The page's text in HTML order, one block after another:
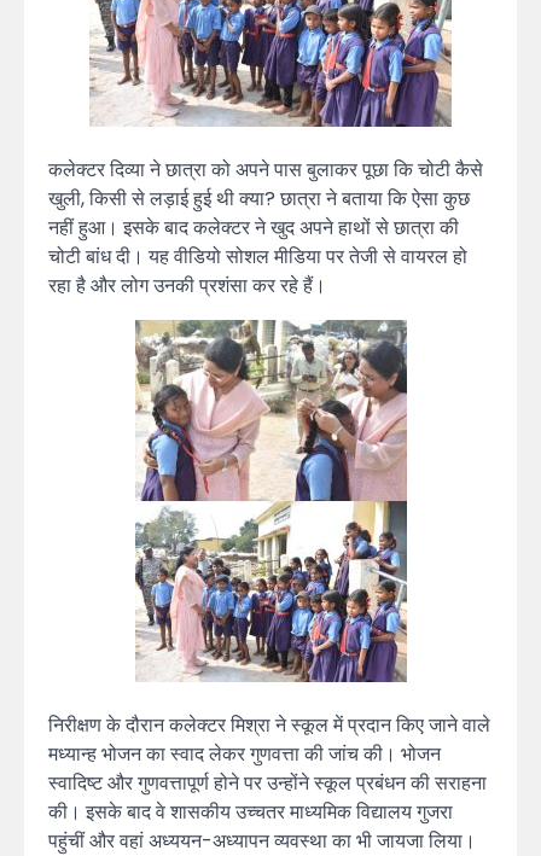
कलेक्टर दिव्या ने छात्रा को अपने पास बुलाकर पूछा कि चोटी कैसे
खुली, किसी से लड़ाई हुई थी क्या? छात्रा ने बताया कि ऐसा कुछ
नहीं हुआ। इसके बाद कलेक्टर ने खुद अपने हाथों से छात्रा की
चोटी बांध दी। यह वीडियो सोशल मीडिया पर तेजी से वायरल हो
रहा है और लोग उनकी प्रशंसा कर रहे हैं।
निरीक्षण के दौरान कलेक्टर मिश्रा ने स्कूल में प्रदान किए जाने वाले
मध्यान्ह भोजन का स्वाद लेकर गुणवत्ता की जांच की। भोजन
स्वादिष्ट और गुणवत्तापूर्ण होने पर उन्होंने स्कूल प्रबंधन की सराहना
की। इसके बाद वे शासकीय उच्चतर माध्यमिक विद्यालय गुजरा
पहुंचीं और वहां अध्ययन-अध्यापन व्यवस्था का भी जायजा लिया।